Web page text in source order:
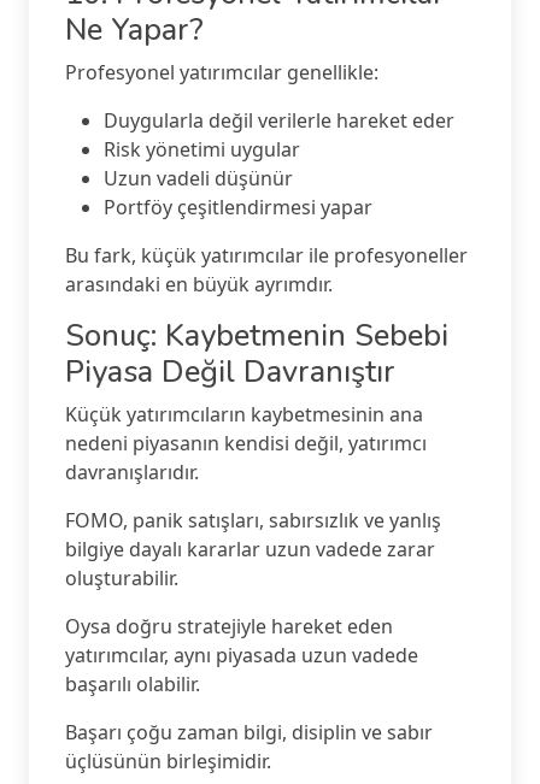
Ne Yapar?
Profesyonel yatırımcılar genellikle:
Duygularla değil verilerle hareket eder
Risk yönetimi uygular
Uzun vadeli düşünür
Portföy çeşitlendirmesi yapar
Bu fark, küçük yatırımcılar ile profesyoneller
arasındaki en büyük ayrımdır.
Sonuç: Kaybetmenin Sebebi
Piyasa Değil Davranıştır
Küçük yatırımcıların kaybetmesinin ana
nedeni piyasanın kendisi değil, yatırımcı
davranışlarıdır.
FOMO, panik satışları, sabırsızlık ve yanlış
bilgiye dayalı kararlar uzun vadede zarar
oluşturabilir.
Oysa doğru stratejiyle hareket eden
yatırımcılar, aynı piyasada uzun vadede
başarılı olabilir.
Başarı çoğu zaman bilgi, disiplin ve sabır
üçlüsünün birleşimidir.